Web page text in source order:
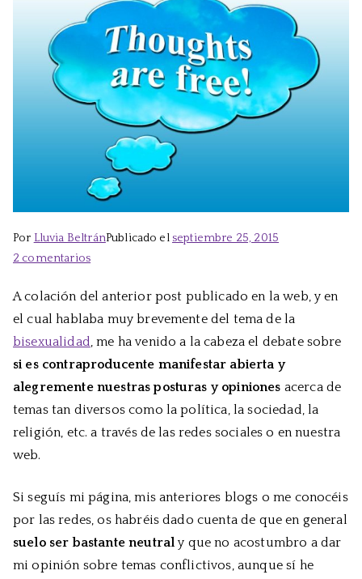
Por Lluvia BeltránPublicado el septiembre 25, 2015
2 comentariosen
o
no
A colación del anterior post publicado en la web, y en
el cual hablaba muy brevemente del tema de la
bisexualidad, me ha venido a la cabeza el debate sobre
si es contraproducente manifestar abierta y
alegremente nuestras posturas y opiniones acerca de
temas tan diversos como la política, la sociedad, la
religión, etc. a través de las redes sociales o en nuestra
web.
Si seguís mi página, mis anteriores blogs o me conocéis
por las redes, os habréis dado cuenta de que en general
suelo ser bastante neutral y que no acostumbro a dar
mi opinión sobre temas conflictivos, aunque sí he